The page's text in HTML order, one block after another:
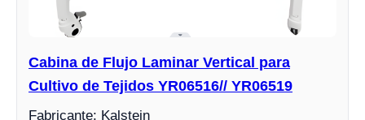
Cabina de Flujo Laminar Vertical para
Cultivo de Tejidos YR06516// YR06519
Fabricante: Kalstein